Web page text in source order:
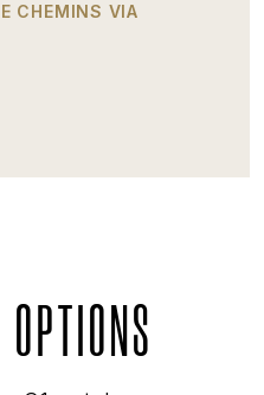
CHEMINS VIA